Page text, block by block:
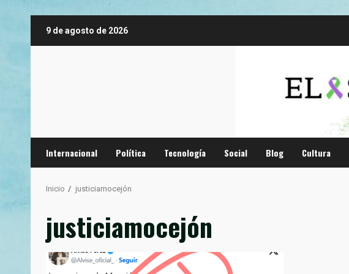
9 de agosto de 2026
Internacional Política Tecnología Social Blog Cultura
Inicio justiciamocejón
justiciamocejón